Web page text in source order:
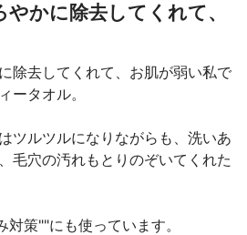
かに除去してくれて、
除去してくれて、お肌が弱い私で
ータオル。
ツルツルになりながらも、洗いあ
毛穴の汚れもとりのぞいてくれた
策""にも使っています。